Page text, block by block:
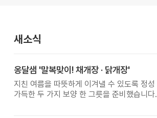
새소식
옹달샘 '말복맞이! 채개장 · 닭개장'
지친 여름을 따뜻하게 이겨낼 수 있도록 정성
가득한 두 가지 보양 한 그릇을 준비했습니다.